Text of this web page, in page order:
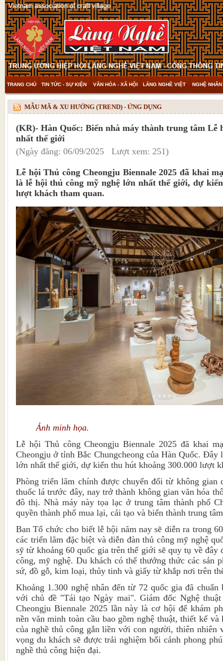
TRANG CHỦ TIN TỨC - SỰ KIỆN VĂN HÓA - XÃ HỘI LÀNG NGHỀ VIỆT NGHỆ
THAM KHẢO & KHÁM PHÁ VIDEO
MẪU MÃ & XU HƯỚNG (TREND) - ỨNG DỤNG
(KR)- Hàn Quốc: Biến nhà máy thành trung tâm Lễ
nhất thế giới
(Ngày đăng: 06/09/2025 Lượt xem: 251)
Lễ hội Thủ công Cheongju Biennale 2025 đã khai
là lễ hội thủ công mỹ nghệ lớn nhất thế giới, dự
lượt khách tham quan.
Ảnh minh họa.
Lễ hội Thủ công Cheongju Biennale 2025 đã khai
Cheongju ở tỉnh Bắc Chungcheong của Hàn Quốc. Đây
lớn nhất thế giới, dự kiến thu hút khoảng 300.000 lượt
Phòng triển lãm chính được chuyển đổi từ không gian
thuốc lá trước đây, nay trở thành không gian văn hóa
đô thị. Nhà máy này tọa lạc ở trung tâm thành phố
quyền thành phố mua lại, cải tạo và biến thành trung
Ban Tổ chức cho biết lễ hội năm nay sẽ diễn ra trong
các triển lãm đặc biệt và diễn đàn thủ công mỹ nghệ
sỹ từ khoảng 60 quốc gia trên thế giới sẽ quy tụ về đây
công, mỹ nghệ. Du khách có thể thưởng thức các sản
sứ, đồ gỗ, kim loại, thủy tinh và giấy từ khắp nơi trên
Khoảng 1.300 nghệ nhân đến từ 72 quốc gia đã chuẩn
với chủ đề "Tái tạo Ngày mai". Giám đốc Nghệ thuật
Cheongju Biennale 2025 lần này là cơ hội để khám
nền văn minh toàn cầu bao gồm nghệ thuật, thiết kế
của nghề thủ công gắn liền với con người, thiên nhiên
vọng du khách sẽ được trải nghiệm bối cảnh phong
nghề thủ công hiện đại.